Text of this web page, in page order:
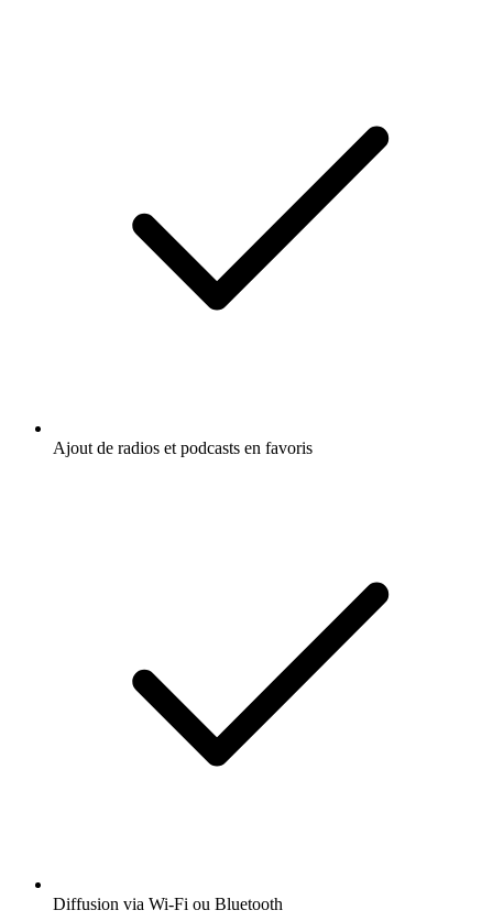
Ajout de radios et podcasts en favoris
Diffusion via Wi-Fi ou Bluetooth